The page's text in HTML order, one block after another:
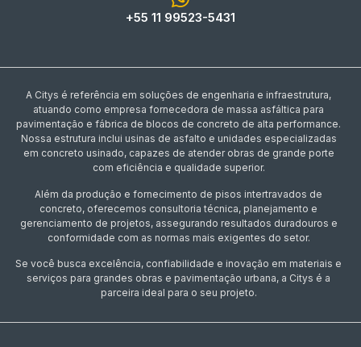
+55 11 99523-5431
A Citys é referência em soluções de engenharia e infraestrutura,
atuando como empresa fornecedora de massa asfáltica para
pavimentação e fábrica de blocos de concreto de alta performance.
Nossa estrutura inclui usinas de asfalto e unidades especializadas
em concreto usinado, capazes de atender obras de grande porte
com eficiência e qualidade superior.
Além da produção e fornecimento de pisos intertravados de
concreto, oferecemos consultoria técnica, planejamento e
gerenciamento de projetos, assegurando resultados duradouros e
conformidade com as normas mais exigentes do setor.
Se você busca excelência, confiabilidade e inovação em materiais e
serviços para grandes obras e pavimentação urbana, a Citys é a
parceira ideal para o seu projeto.